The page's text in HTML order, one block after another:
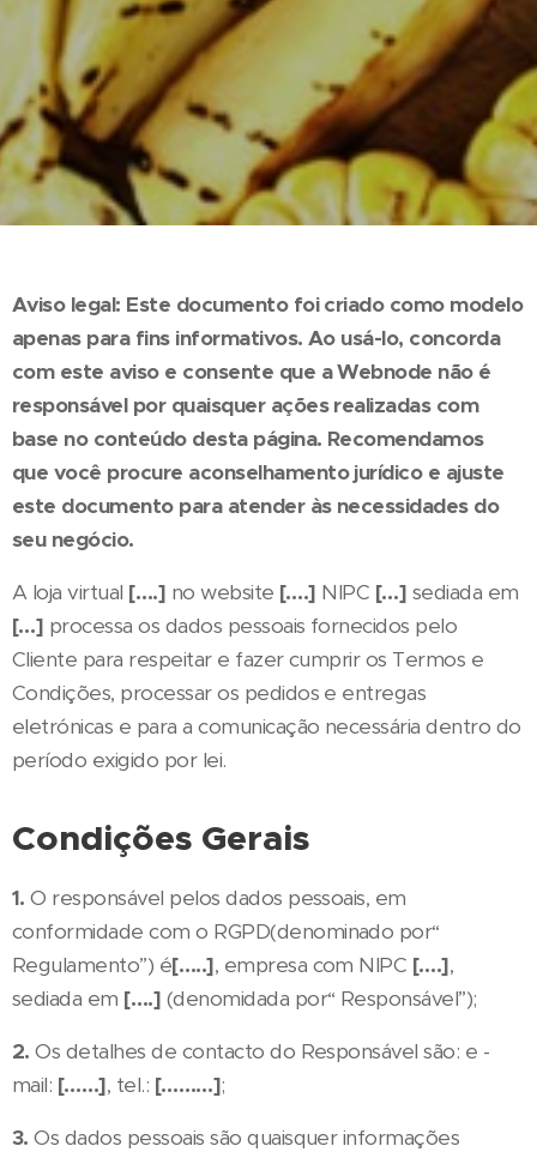
Aviso legal: Este documento foi criado como modelo
apenas para fins informativos. Ao usá-lo, concorda
com este aviso e consente que a Webnode não é
responsável por quaisquer ações realizadas com
base no conteúdo desta página. Recomendamos
que você procure aconselhamento jurídico e ajuste
este documento para atender às necessidades do
seu negócio.
A loja virtual [….] no website [….] NIPC […] sediada em
[…] processa os dados pessoais fornecidos pelo
Cliente para respeitar e fazer cumprir os Termos e
Condições, processar os pedidos e entregas
eletrónicas e para a comunicação necessária dentro do
período exigido por lei.
Condições Gerais
1.O responsável pelos dados pessoais, em
conformidade com o RGPD(denominado por“
Regulamento”) é[…..], empresa com NIPC [….],
sediada em [….] (denomidada por“ Responsável”);
2.Os detalhes de contacto do Responsável são: e -
mail: [……], tel.: [………];
3.Os dados pessoais são quaisquer informações